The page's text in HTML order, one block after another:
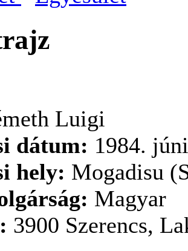
Luigi
dátum: 1984.
hely: Mogadisu
Magyar
3900 Szerencs,